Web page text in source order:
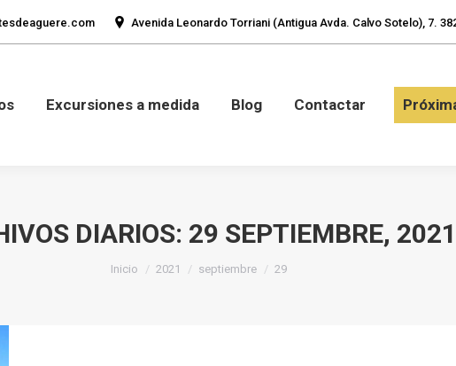
Avenida Leonardo Torriani (Antigua Avda. Calvo Sotelo), 7.
Excursiones a medida Blog Contactar
DIARIOS: 29 SEPTIEMBRE, 2021
Estás aquí:
Inicio 2021 septiembre 29